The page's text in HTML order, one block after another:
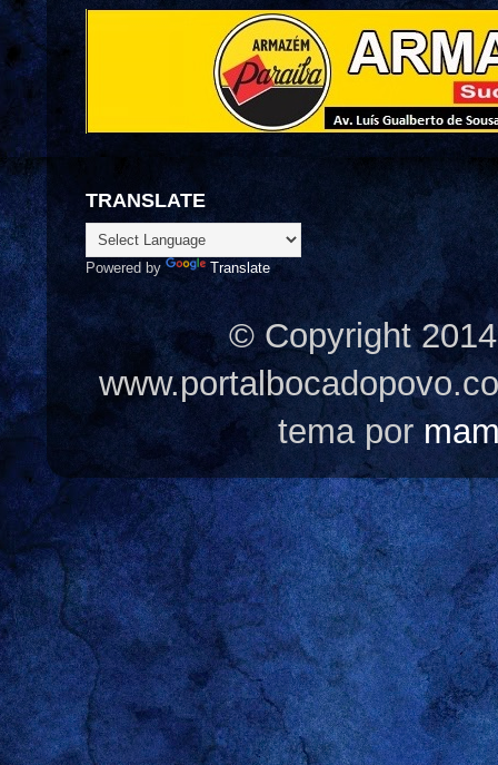
TRANSLATE
Powered by Translate
© Copyright
tema por